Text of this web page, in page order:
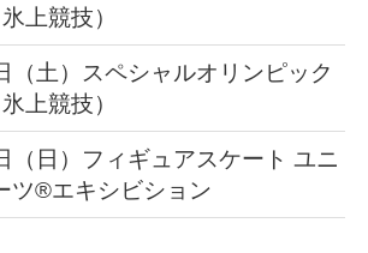
上競技）
（土）スペシャルオリンピック
上競技）
（日）フィギュアスケート ユニ
ツ®エキシビション